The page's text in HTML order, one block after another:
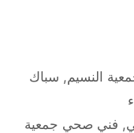
النسيم, سباك
, فني صحي جمعية